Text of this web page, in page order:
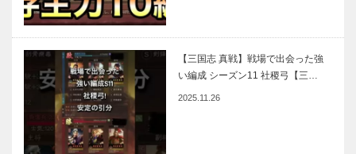
【三国志 真戦】戦場で出会った強
い編成 シーズン11 社稷弓【三…
2025.11.26